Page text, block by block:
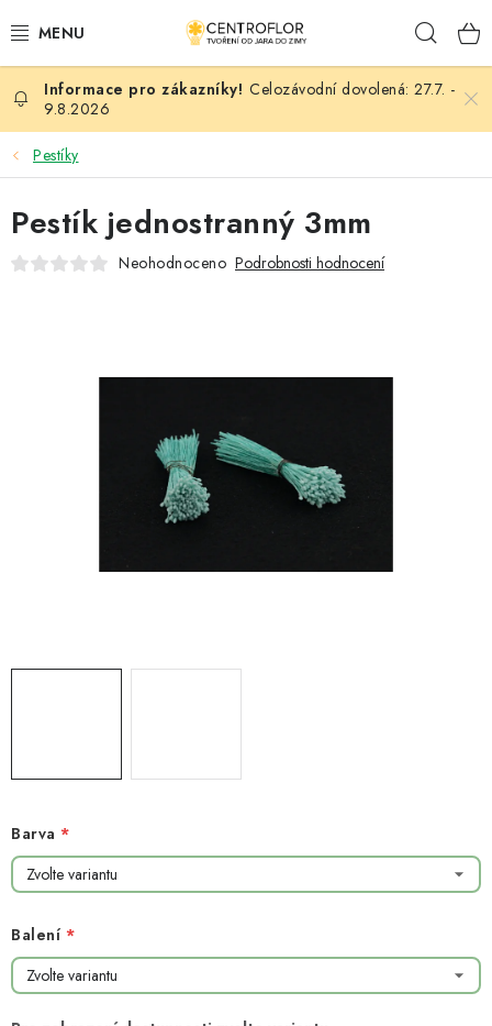
na
SEZÓNNÍ TVOŘENÍ
DŘEVĚNÉ VÝROBKY
MEDAILE
PLACKY A MAGNETKY
KVĚTINY A LISTY
Celozávodní dovolená: 27.7. -
9.8.2026
Pestíky
Barva
Balení
Pestík jednostranný 3mm
Neohodnoceno Podrobnosti hodnocení